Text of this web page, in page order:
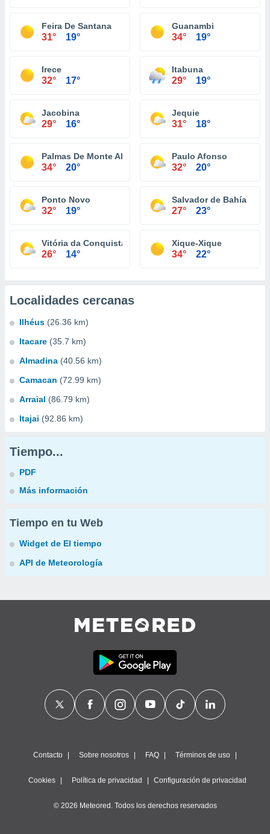
Feira De Santana
31° 19°
Guanambi
34° 19°
Irece
32° 17°
Itabuna
29° 19°
Jacobina
29° 16°
Jequie
31° 18°
Palmas De Monte Alto
34° 20°
Paulo Afonso
32° 20°
Ponto Novo
32° 19°
Salvador de Bahía
27° 23°
Vitória da Conquista
26° 14°
Xique-Xique
34° 22°
Localidades cercanas
Ilhéus (26.36 km)
Itacare (35.7 km)
Almadina (40.56 km)
Camacan (72.99 km)
Arraial (86.79 km)
Itajai (92.86 km)
Tiempo...
PDF
Más información
Tiempo en tu Web
Widget de El tiempo
API de Meteorología
Contacto Sobre nosotros FAQ Términos de uso
Cookies Política de privacidad Configuración de privacidad
© 2026 Meteored. Todos los derechos reservados